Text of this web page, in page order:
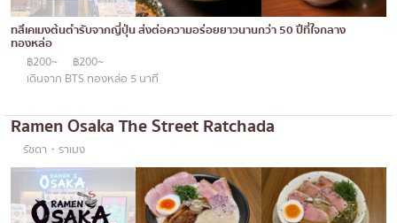
ชาบูชาบู/สุกี้ยากี้
แกงกะหรี่ญี่ปุ่น
ไก่ย่างเสียบไม้สไตล์ญี่ปุ่น
โซบะ/อุด้ง
ขนมหวานญี่ปุ่น
เทมปุระ
โอมากาเสะ
ทองหล่อ
เอกมัย
พร้อมพงษ์
อโศก
อารีย์
สีลม
สาทร
บทความที่KOLแนะนำ
ทสึเคเมงต้นตำรับจากญี่ปุ่น ส่งต่อความอร่อยยาวนานกว่า 50 ปีที่ใจกลาง
ทองหล่อ
฿200~
฿200~
เดินจาก BTS ทองหล่อ 5 นาที
Ramen Osaka The Street Ratchada
รัชดา・ราเมง